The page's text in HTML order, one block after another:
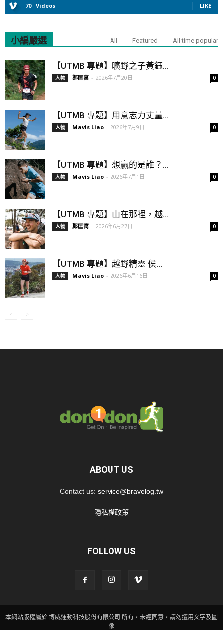
70 Videos LIKE
小編嚴選 All Featured All time popular
【UTMB 專題】曠野之子黃鈺...
人物 鄭匡寓 - 2026年7月20日 0
【UTMB 專題】用意志力丈量...
人物 Mavis Liao - 2026年7月9日 0
【UTMB 專題】想贏的是誰？...
人物 Mavis Liao - 2026年7月1日 0
【UTMB 專題】山在那裡，越...
人物 鄭匡寓 - 2026年6月27日 0
【UTMB 專題】越野精靈 侯...
人物 Mavis Liao - 2026年6月16日 0
ABOUT US
Contact us: service@bravelog.tw
隱私權政策
FOLLOW US
本網站版權屬於 博威運動科技股份有限公司 所有，未經同意，請勿擅用文字及圖
像